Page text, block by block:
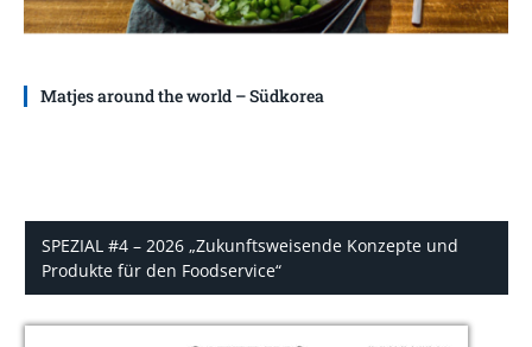
Matjes around the world – Südkorea
SPEZIAL #4 – 2026 „Zukunftsweisende Konzepte und
Produkte für den Foodservice“